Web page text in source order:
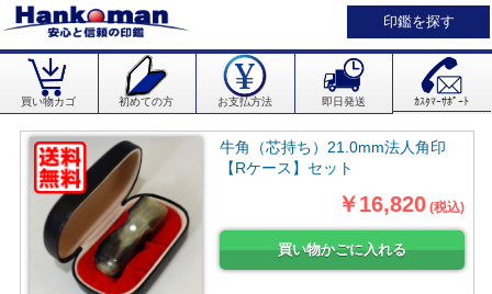
印鑑を探す
買い物カゴ 初めての方 お支払方法 即日発送 ｶｽﾀﾏｰｻﾎﾟｰﾄ
牛角（芯持ち）21.0mm法人角印
【Rケース】セット
￥16,820 (税込)